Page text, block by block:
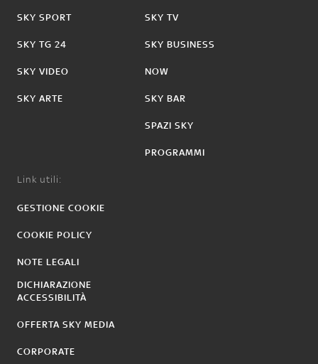
SKY SPORT
SKY TG 24
SKY VIDEO
SKY ARTE
SKY TV
SKY BUSINESS
NOW
SKY BAR
SPAZI SKY
PROGRAMMI
Link utili:
GESTIONE COOKIE
COOKIE POLICY
NOTE LEGALI
DICHIARAZIONE
ACCESSIBILITÀ
OFFERTA SKY MEDIA
CORPORATE